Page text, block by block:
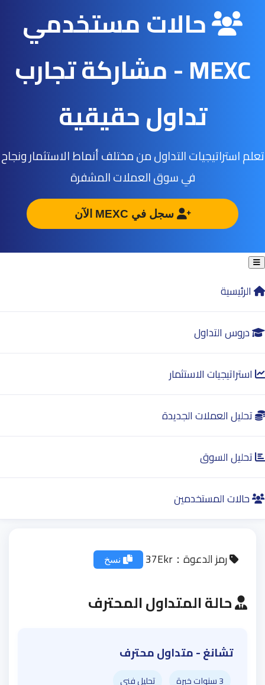
حالات مستخدمي
MEXC - مشاركة تجارب
تداول حقيقية
تعلم استراتيجيات التداول من مختلف أنماط الاستثمار ونجاح
في سوق العملات المشفرة
سجل في MEXC الآن
الرئيسية
دروس التداول
استراتيجيات الاستثمار
تحليل العملات الجديدة
تحليل السوق
حالات المستخدمين
رمز الدعوة： 37Ekr نسخ
حالة المتداول المحترف
تشانغ - متداول محترف
3 سنوات خبرة تحليل فني